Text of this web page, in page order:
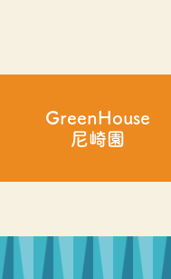
GreenHouse
尼崎園